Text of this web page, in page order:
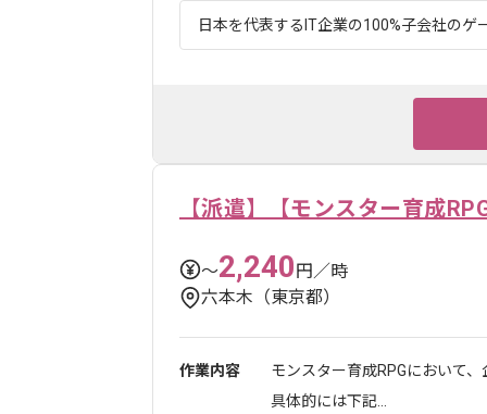
日本を代表するIT企業の100%子会社のゲ
【派遣】【モンスター育成
〜2,240円／時
六本木（東京都）
作業内容
モンスター育成RPGにおいて
具体的には下記...